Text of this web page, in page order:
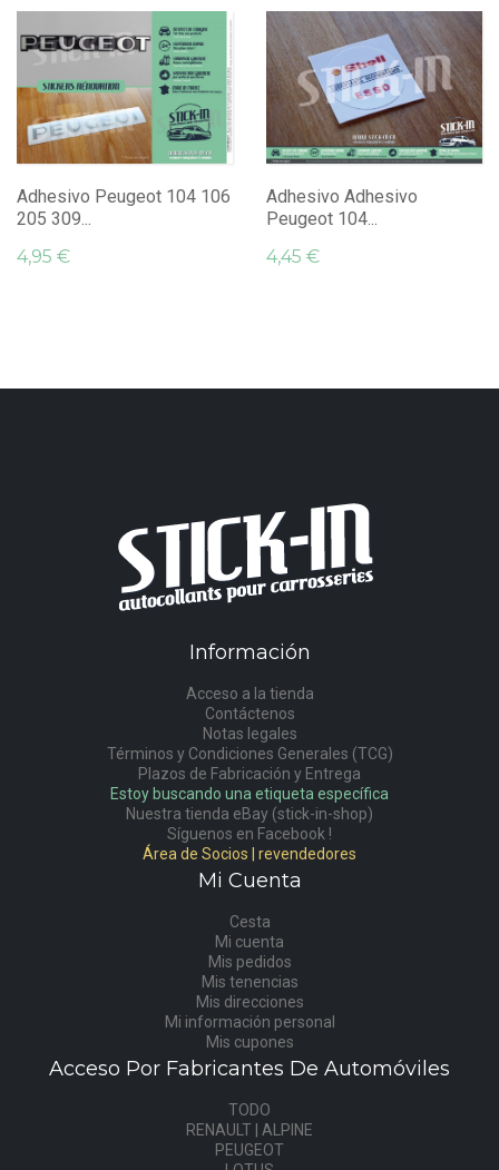
Adhesivo Peugeot 104 106
205 309...
4,95 €
Adhesivo Adhesivo
Peugeot 104...
4,45 €
Información
Acceso a la tienda
Contáctenos
Notas legales
Términos y Condiciones Generales (TCG)
Plazos de Fabricación y Entrega
Estoy buscando una etiqueta específica
Nuestra tienda eBay (stick-in-shop)
Síguenos en Facebook !
Área de Socios | revendedores
Mi Cuenta
Cesta
Mi cuenta
Mis pedidos
Mis tenencias
Mis direcciones
Mi información personal
Mis cupones
Acceso Por Fabricantes De Automóviles
TODO
RENAULT | ALPINE
PEUGEOT